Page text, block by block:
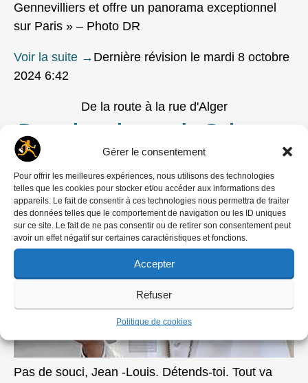
Gérer le consentement
Pour offrir les meilleures expériences, nous utilisons des technologies
telles que les cookies pour stocker et/ou accéder aux informations des
appareils. Le fait de consentir à ces technologies nous permettra de traiter
des données telles que le comportement de navigation ou les ID uniques
sur ce site. Le fait de ne pas consentir ou de retirer son consentement peut
avoir un effet négatif sur certaines caractéristiques et fonctions.
Accepter
Refuser
Politique de cookies
Gennevilliers et offre un panorama exceptionnel
sur Paris » – Photo DR
Voir la suite → Dernière révision le mardi 8 octobre
2024 6:42
De la route à la rue d'Alger
Dans les vignes du Seigneur
Article de Richard Walterpublié le
28 janvier 2022
Pas de souci, Jean -Louis. Détends-toi. Tout va